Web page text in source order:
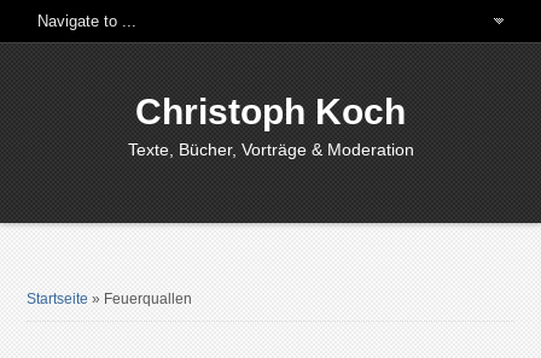
Christoph Koch
Texte, Bücher, Vorträge & Moderation
Startseite » Feuerquallen